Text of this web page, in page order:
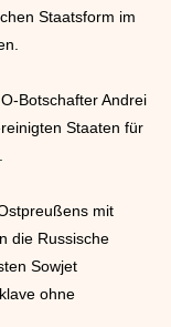
Staatsform im
Botschafter Andrei
Staaten für
mit
die Russische
Sowjet
ohne